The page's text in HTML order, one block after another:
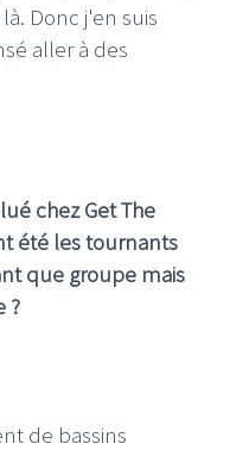
Donc j'en suis
aller à des
chez Get The
été les tournants
que groupe mais
?
de bassins